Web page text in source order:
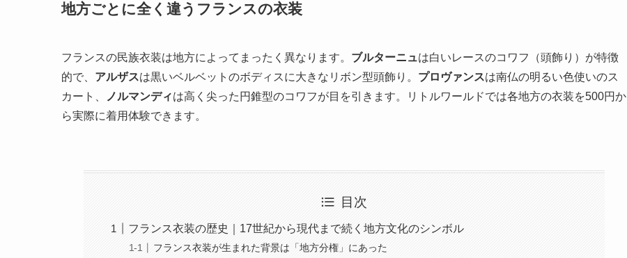
地方ごとに全く違うフランスの衣装
フランスの民族衣装は地方によってまったく異なります。 ブルターニュは白いレースのコワフ（頭飾り）が特徴
的で、 アルザスは黒いベルベットのボディスに大きなリボン型頭飾り。 プロヴァンスは南仏の明るい色使いのス
カート、
ノルマンディは高く尖った円錐型のコワフが目を引きます。リトルワールドでは各地方の衣装を500円か
ら実際に着用体験できます。
目次
フランス衣装の歴史｜17世紀から現代まで続く地方文化のシンボル
フランス衣装が生まれた背景は「地方分権」にあった